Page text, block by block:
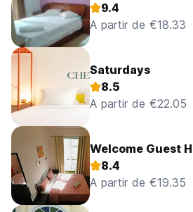
9.4
A partir de €18.33
Saturdays
8.5
A partir de €22.05
Welcome Guest
8.4
A partir de €19.35